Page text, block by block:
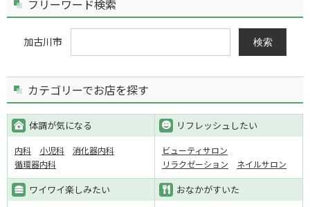
フリーワード検索
加古川市 検索
カテゴリーでお店を探す
体調が気になる
内科 小児科
消化器内科
循環器内科
リフレッシュしたい
ビューティサロン
リラクゼーション
ネイルサロン
ワイワイ楽しみたい おなかがすいた